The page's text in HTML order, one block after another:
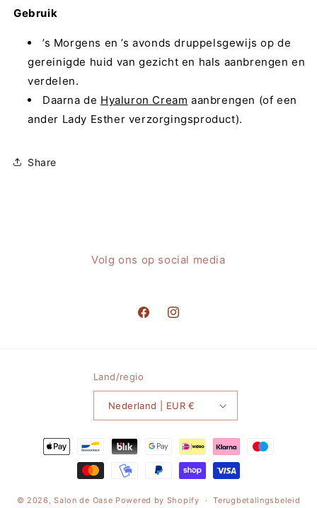
Gebruik
’s Morgens en ’s avonds druppelsgewijs op de
gereinigde huid van gezicht en hals aanbrengen en
verdelen.
Daarna de Hyaluron Cream aanbrengen (of een
ander Lady Esther verzorgingsproduct).
Share
Volg ons op social media
FacebookInstagram
Land/regio
Nederland | EUR €
Betaalmethoden
© 2026,Salon de Oase Powered by Shopify Terugbetalingsbeleid